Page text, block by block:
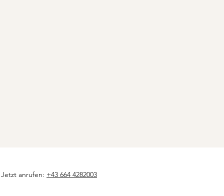
anrufen: +43 664 4282003